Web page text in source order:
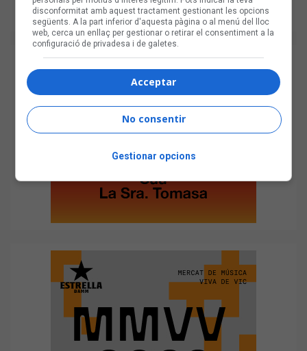
disconformitat amb aquest tractament gestionant les opcions
següents. A la part inferior d'aquesta pàgina o al menú del lloc
web, cerca un enllaç per gestionar o retirar el consentiment a la
configuració de privadesa i de galetes.
Acceptar
No consentir
Gestionar opcions